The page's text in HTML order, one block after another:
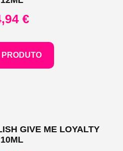
€
GIVE ME LOYALTY
10ML